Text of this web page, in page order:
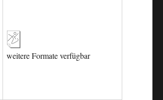
weitere Formate verfügbar